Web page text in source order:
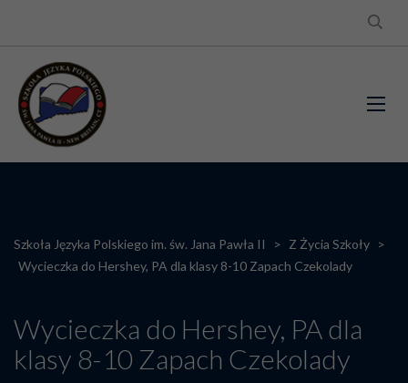
Szkoła Języka Polskiego im. św. Jana Pawła II > Z Życia Szkoły >
Wycieczka do Hershey, PA dla klasy 8-10 Zapach Czekolady
Wycieczka do Hershey, PA dla
klasy 8-10 Zapach Czekolady